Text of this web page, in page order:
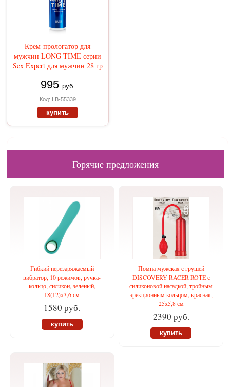
Крем-прологатор для
мужчин LONG TIME серии
Sex Expert для мужчин 28 гр
995 руб.
Код: LB-55339
купить
Горячие предложения
Гибкий перезаряжаемый
вибратор, 10 режимов, ручка-
кольцо, силикон, зеленый,
18(12)х3,6 см
1580 руб.
купить
Помпа мужская с грушей
DISCOVERY RACER ROTE с
силиконовой насадкой, тройным
эрекционным кольцом, красная,
25х5,8 см
2390 руб.
купить